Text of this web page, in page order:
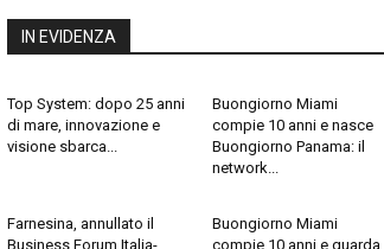
IN EVIDENZA
Top System: dopo 25 anni
di mare, innovazione e
visione sbarca...
Buongiorno Miami
compie 10 anni e nasce
Buongiorno Panama: il
network...
Farnesina, annullato il
Business Forum Italia-
Buongiorno Miami
compie 10 anni e guarda